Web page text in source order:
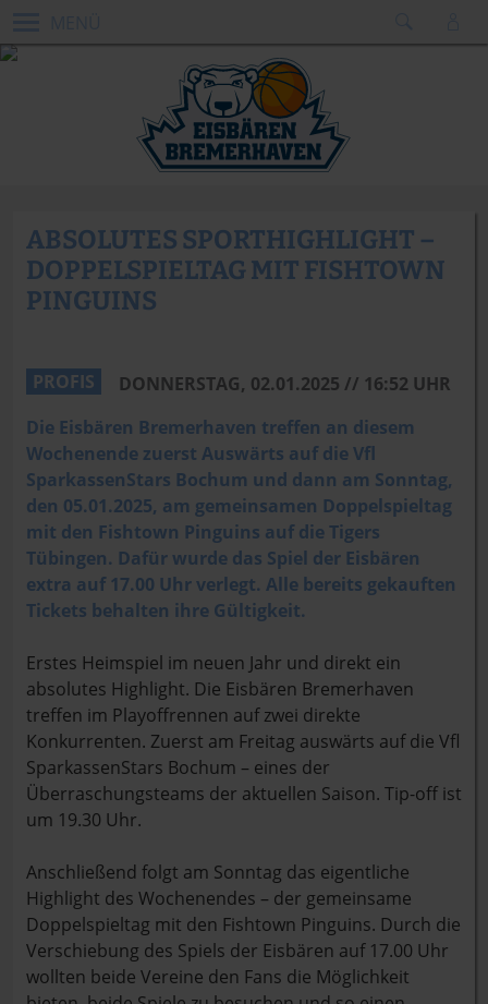
ABSOLUTES SPORTHIGHLIGHT –
DOPPELSPIELTAG MIT FISHTOWN
PINGUINS
PROFIS
DONNERSTAG, 02.01.2025 // 16:52 UHR
Die Eisbären Bremerhaven treffen an diesem
Wochenende zuerst Auswärts auf die Vfl
SparkassenStars Bochum und dann am Sonntag,
den 05.01.2025, am gemeinsamen Doppelspieltag
mit den Fishtown Pinguins auf die Tigers
Tübingen. Dafür wurde das Spiel der Eisbären
extra auf 17.00 Uhr verlegt. Alle bereits gekauften
Tickets behalten ihre Gültigkeit.
Erstes Heimspiel im neuen Jahr und direkt ein
absolutes Highlight. Die Eisbären Bremerhaven
treffen im Playoffrennen auf zwei direkte
Konkurrenten. Zuerst am Freitag auswärts auf die Vfl
SparkassenStars Bochum – eines der
Überraschungsteams der aktuellen Saison. Tip-off ist
um 19.30 Uhr.
Anschließend folgt am Sonntag das eigentliche
Highlight des Wochenendes – der gemeinsame
Doppelspieltag mit den Fishtown Pinguins. Durch die
Verschiebung des Spiels der Eisbären auf 17.00 Uhr
wollten beide Vereine den Fans die Möglichkeit